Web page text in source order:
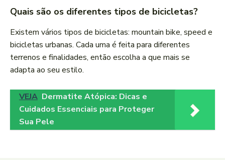
Quais são os diferentes tipos de bicicletas?
Existem vários tipos de bicicletas: mountain bike, speed e
bicicletas urbanas. Cada uma é feita para diferentes
terrenos e finalidades, então escolha a que mais se
adapta ao seu estilo.
VEJA Dermatite Atópica: Dicas e
Cuidados Essenciais para Proteger
Sua Pele